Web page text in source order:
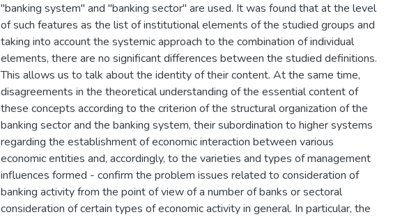
"banking system" and "banking sector" are used. It was found that at the level
of such features as the list of institutional elements of the studied groups and
taking into account the systemic approach to the combination of individual
elements, there are no significant differences between the studied definitions.
This allows us to talk about the identity of their content. At the same time,
disagreements in the theoretical understanding of the essential content of
these concepts according to the criterion of the structural organization of the
banking sector and the banking system, their subordination to higher systems
regarding the establishment of economic interaction between various
economic entities and, accordingly, to the varieties and types of management
influences formed - confirm the problem issues related to consideration of
banking activity from the point of view of a number of banks or sectoral
consideration of certain types of economic activity in general. In particular, the